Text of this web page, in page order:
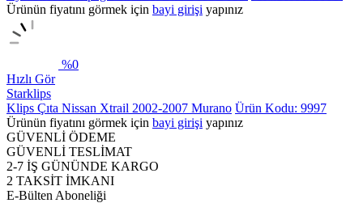
Ürünün fiyatını görmek için bayi girişi yapınız
%0
Hızlı Gör
Starklips
Klips Çıta Nissan Xtrail 2002-2007 Murano Ürün Kodu: 9997
Ürünün fiyatını görmek için bayi girişi yapınız
GÜVENLİ ÖDEME
GÜVENLİ TESLİMAT
2-7 İŞ GÜNÜNDE KARGO
2 TAKSİT İMKANI
E-Bülten Aboneliği